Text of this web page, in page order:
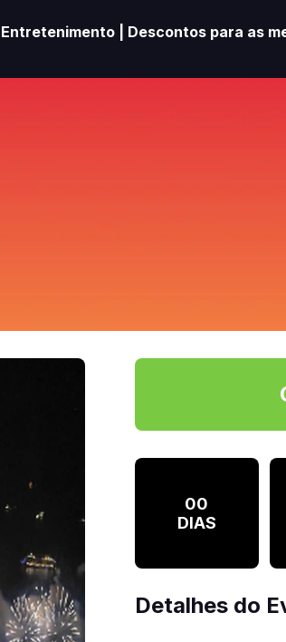
Entretenimento | Descontos para as
00
DIAS
Detalhes do